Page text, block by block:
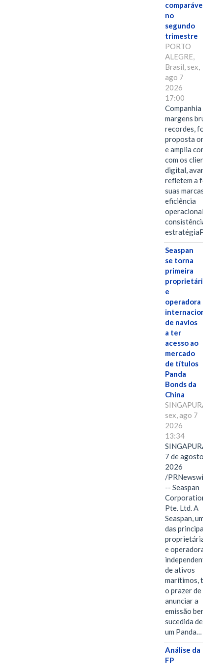
comparável,
no
segundo
trimestre
PORTO
ALEGRE,
Brasil, sex,
ago 7
2026
17:00
Companhia
margens brutas
recordes,
proposta
e amplia
com os clientes
digital, avanços
refletem a força
suas marcas, a
eficiência
operacional e a
consistência de
Seaspan
se torna
primeira
proprietária
e
operadora
internacional
de navios
a ter
acesso ao
mercado
de títulos
Panda
Bonds da
China
SINGAPURA,
sex, ago 7
2026
13:34
SINGAPURA,
7 de agosto de
2026
/PRNewswire/
-- Seaspan
Corporation
Pte. Ltd. A
Seaspan, uma
das principais
proprietárias
e operadoras
independentes
de ativos
marítimos, tem
o prazer de
anunciar a
emissão bem-
sucedida de
um Panda…
Análise da
FP